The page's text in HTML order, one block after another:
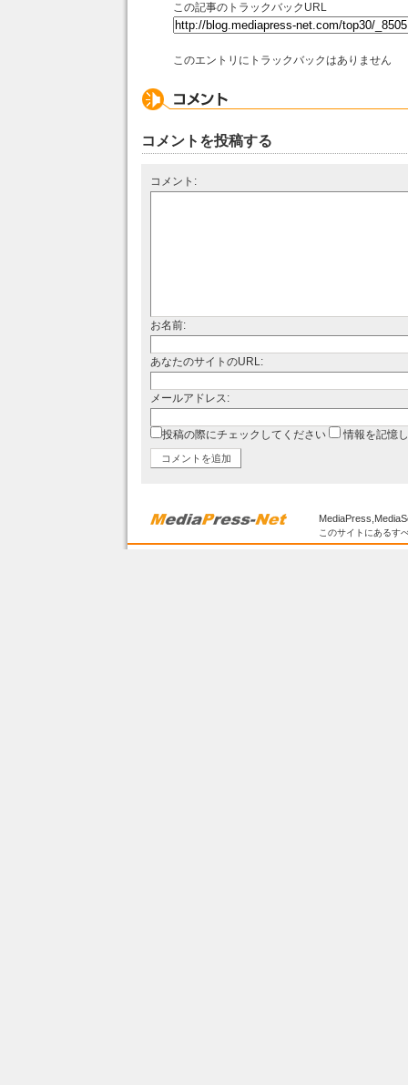
この記事のトラックバックURL
このエントリにトラックバックはありません
コメントを投稿する
コメント:
お名前:
あなたのサイトのURL:
メールアドレス:
投稿の際にチェックしてください 情報を記憶
このサイトにあるす